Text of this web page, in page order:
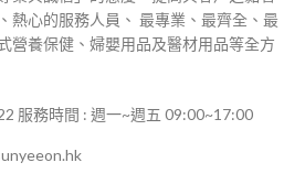
熱心的服務人員、 最專業、最齊全、最
營養保健、婦嬰用品及醫材用品等全方
服務時間 : 週一~週五 09:00~17:00